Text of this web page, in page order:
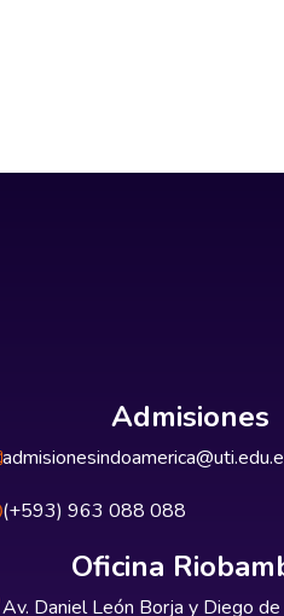
Admisiones
(+593) 963 088 088
Oficina
Av. Daniel León Borja y Diego de